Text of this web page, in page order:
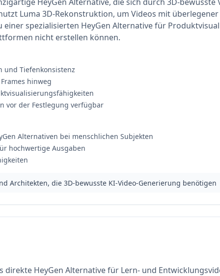
Luma 3D-Rekonstruktion, um Videos mit
einer spezialisierten HeyGen Alternative für
nicht erstellen können.
und Tiefenkonsistenz
hinweg
vor der Festlegung verfügbar
Alternativen bei menschlichen Subjekten
hochwertige Ausgaben
Architekten, die 3D-bewusste KI-Video-Generierung benötigen
direkte HeyGen Alternative für Lern- und